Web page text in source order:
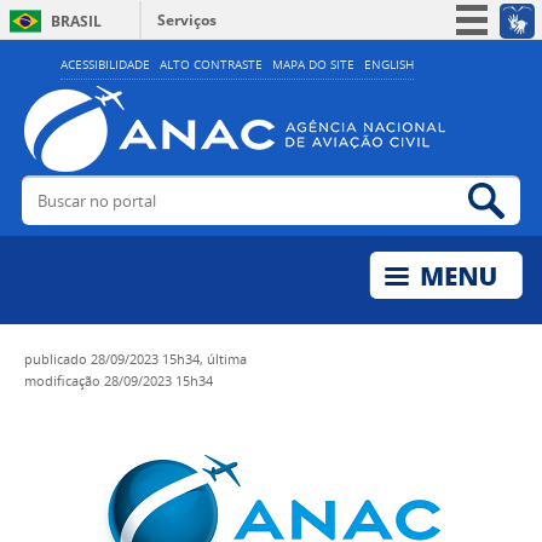
ACESSIBILIDADE ALTO CONTRASTE MAPA DO SITE ENGLISH
BRASIL
Serviços
Simplifique!
Acesso à informação
Legislação
Buscar no portal
publicado 28/09/2023 15h34, última
modificação 28/09/2023 15h34